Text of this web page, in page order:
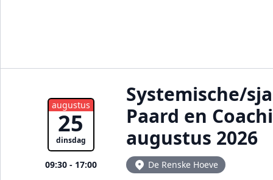
augustus
25
dinsdag
09:30 - 17:00
Systemische/
Paard en
augustus 2026
De Renske Hoeve